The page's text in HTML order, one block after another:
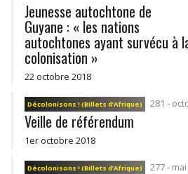
Jeunesse autochtone de
Guyane : « les nations
autochtones ayant survécu à
colonisation »
22 octobre 2018
Décolonisons ! (Billets d’Afrique) 281 -
Veille de référendum
1er octobre 2018
Décolonisons ! (Billets d’Afrique) 277 -